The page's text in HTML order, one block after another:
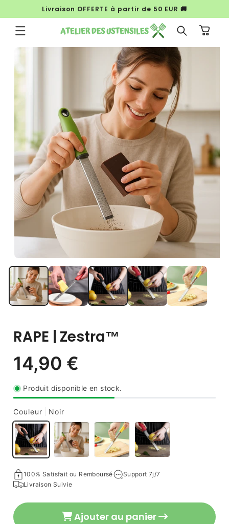
au
contenu
Livraison OFFERTE à partir de 50 EUR 🚚
Panier
produits
RAPE | Zestra™
Prix
habituel
14,90 €
Produit disponible en stock.
Couleur Noir
100% Satisfait ou Remboursé
Support 7j/7
Livraison Suivie
Ajouter au panier